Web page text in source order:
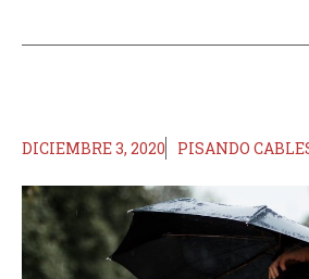
DICIEMBRE 3, 2020 PISANDO